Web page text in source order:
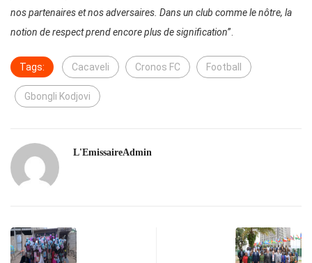
nos partenaires et nos adversaires. Dans un club comme le nôtre, la
notion de respect prend encore plus de signification’’.
Tags: Cacaveli Cronos FC Football
Gbongli Kodjovi
L'EmissaireAdmin